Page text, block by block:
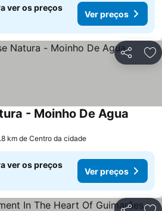
ver os preços
Ver preços
Partilhar
- Moinho De Agua
km de Centro da cidade
ver os preços
Ver preços